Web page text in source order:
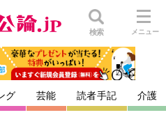
検索 メニュー
グ 芸能 読者手記 介護